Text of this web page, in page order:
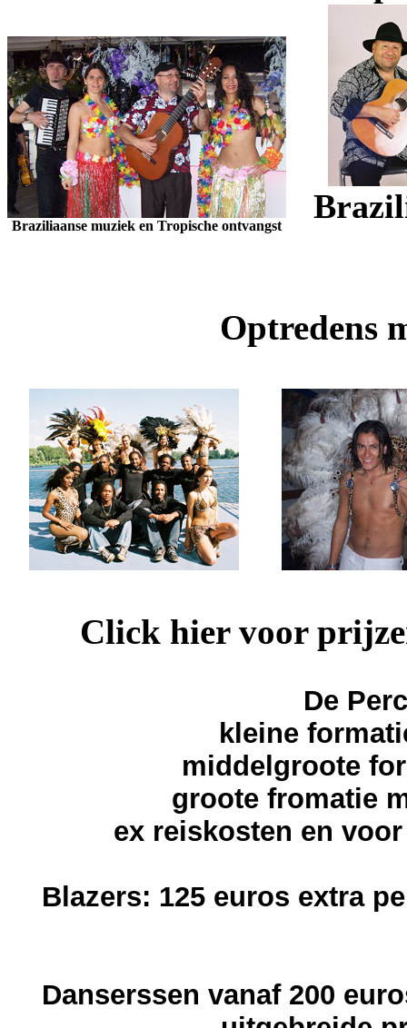
Braziliaanse muziek en Tropische ontvangst
Optredens
Click hier voor
De
kleine
middelgroote
groote fromatie
ex reiskosten en
Blazers: 125 euros extra
Danserssen vanaf 200